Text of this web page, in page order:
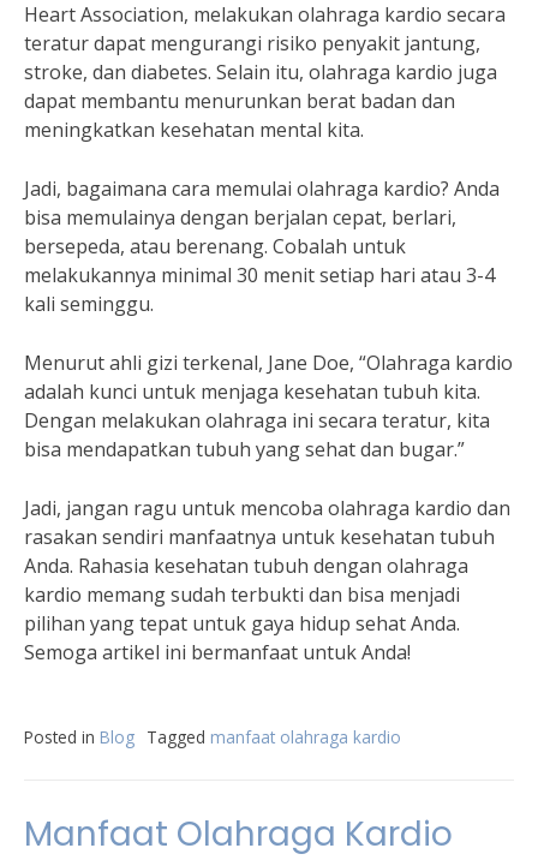
Heart Association, melakukan olahraga kardio secara
teratur dapat mengurangi risiko penyakit jantung,
stroke, dan diabetes. Selain itu, olahraga kardio juga
dapat membantu menurunkan berat badan dan
meningkatkan kesehatan mental kita.
Jadi, bagaimana cara memulai olahraga kardio? Anda
bisa memulainya dengan berjalan cepat, berlari,
bersepeda, atau berenang. Cobalah untuk
melakukannya minimal 30 menit setiap hari atau 3-4
kali seminggu.
Menurut ahli gizi terkenal, Jane Doe, “Olahraga kardio
adalah kunci untuk menjaga kesehatan tubuh kita.
Dengan melakukan olahraga ini secara teratur, kita
bisa mendapatkan tubuh yang sehat dan bugar.”
Jadi, jangan ragu untuk mencoba olahraga kardio dan
rasakan sendiri manfaatnya untuk kesehatan tubuh
Anda. Rahasia kesehatan tubuh dengan olahraga
kardio memang sudah terbukti dan bisa menjadi
pilihan yang tepat untuk gaya hidup sehat Anda.
Semoga artikel ini bermanfaat untuk Anda!
Posted in Blog Tagged manfaat olahraga kardio
Manfaat Olahraga Kardio